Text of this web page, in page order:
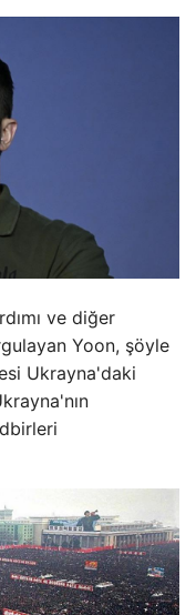
ve diğer
Yoon, şöyle
Ukrayna'daki